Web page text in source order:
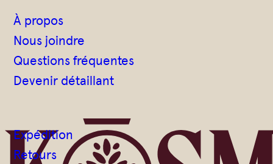
À propos
Nous joindre
Questions fréquentes
Devenir détaillant
Expédition
Retours